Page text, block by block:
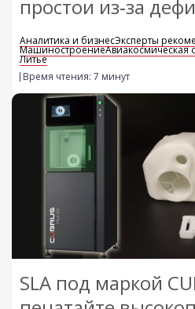
простои из‑за
запчастей
Аналитика и бизнесЭксперты
МашиностроениеАвиакосмическая
Литье
Время чтения: 7 минут
SLA под маркой